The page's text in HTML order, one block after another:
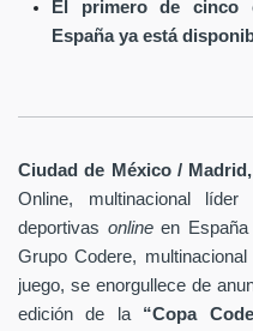
El primero de cinco
España ya está
Ciudad de México /
Online, multinacional
deportivas onlineen España
Grupo Codere,
juego,se enorgullece de
edición de la “Copa